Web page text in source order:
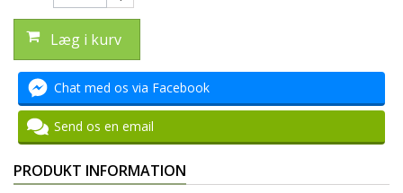
Læg i kurv
Chat med os via Facebook
Send os en email
PRODUKT INFORMATION